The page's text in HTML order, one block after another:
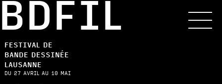
FESTIVAL DE
BANDE DESSINÉE
LAUSANNE
DU 27 AVRIL AU 10 MAI